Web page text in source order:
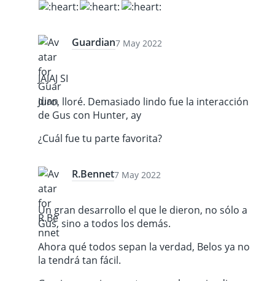
Guardian7 May 2022
JAJAJ SI
Juro, lloré. Demasiado lindo fue la interacción
de Gus con Hunter, ay
¿Cuál fue tu parte favorita?
R.Bennet7 May 2022
Un gran desarrollo el que le dieron, no sólo a
Gus, sino a todos los demás.
Ahora qué todos sepan la verdad, Belos ya no
la tendrá tan fácil.